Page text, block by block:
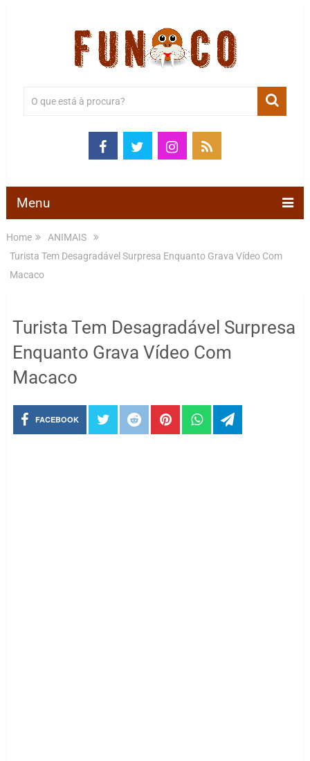
Menu
Home
ANIMAIS
Turista Tem Desagradável Surpresa Enquanto Grava Vídeo Com
Macaco
Turista Tem Desagradável Surpresa
Enquanto Grava Vídeo Com
Macaco
FACEBOOK